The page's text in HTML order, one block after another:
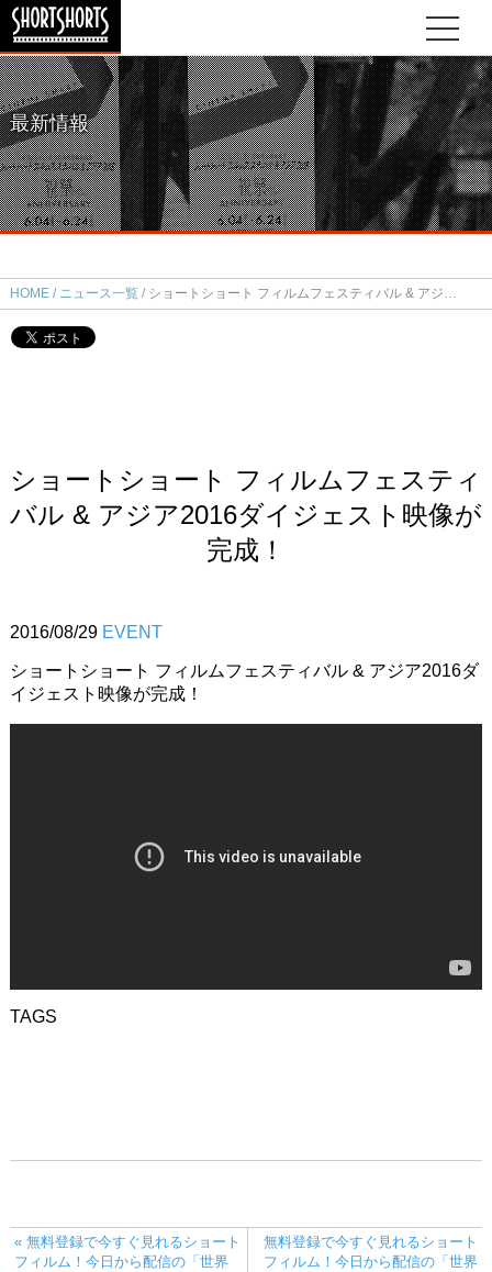
最新情報
HOME ニュース一覧 ショートショート フィルムフェスティバル & アジア2016ダイジェスト映像が完成！
ショートショート フィルムフェスティ
バル & アジア2016ダイジェスト映像が
完成！
2016/08/29 EVENT
ショートショート フィルムフェスティバル & アジア2016ダ
イジェスト映像が完成！
« 無料登録で今すぐ見れるショート
フィルム！今日から配信の「世界
無料登録で今すぐ見れるショート
フィルム！今日から配信の「世界